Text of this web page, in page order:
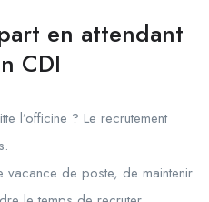
en attendant
CDI
l’officine ? Le recrutement
vacance de poste, de maintenir